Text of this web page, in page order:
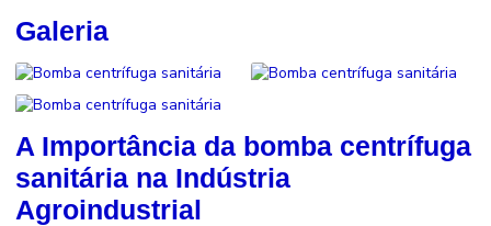
Galeria
A Importância da bomba centrífuga
sanitária na Indústria
Agroindustrial